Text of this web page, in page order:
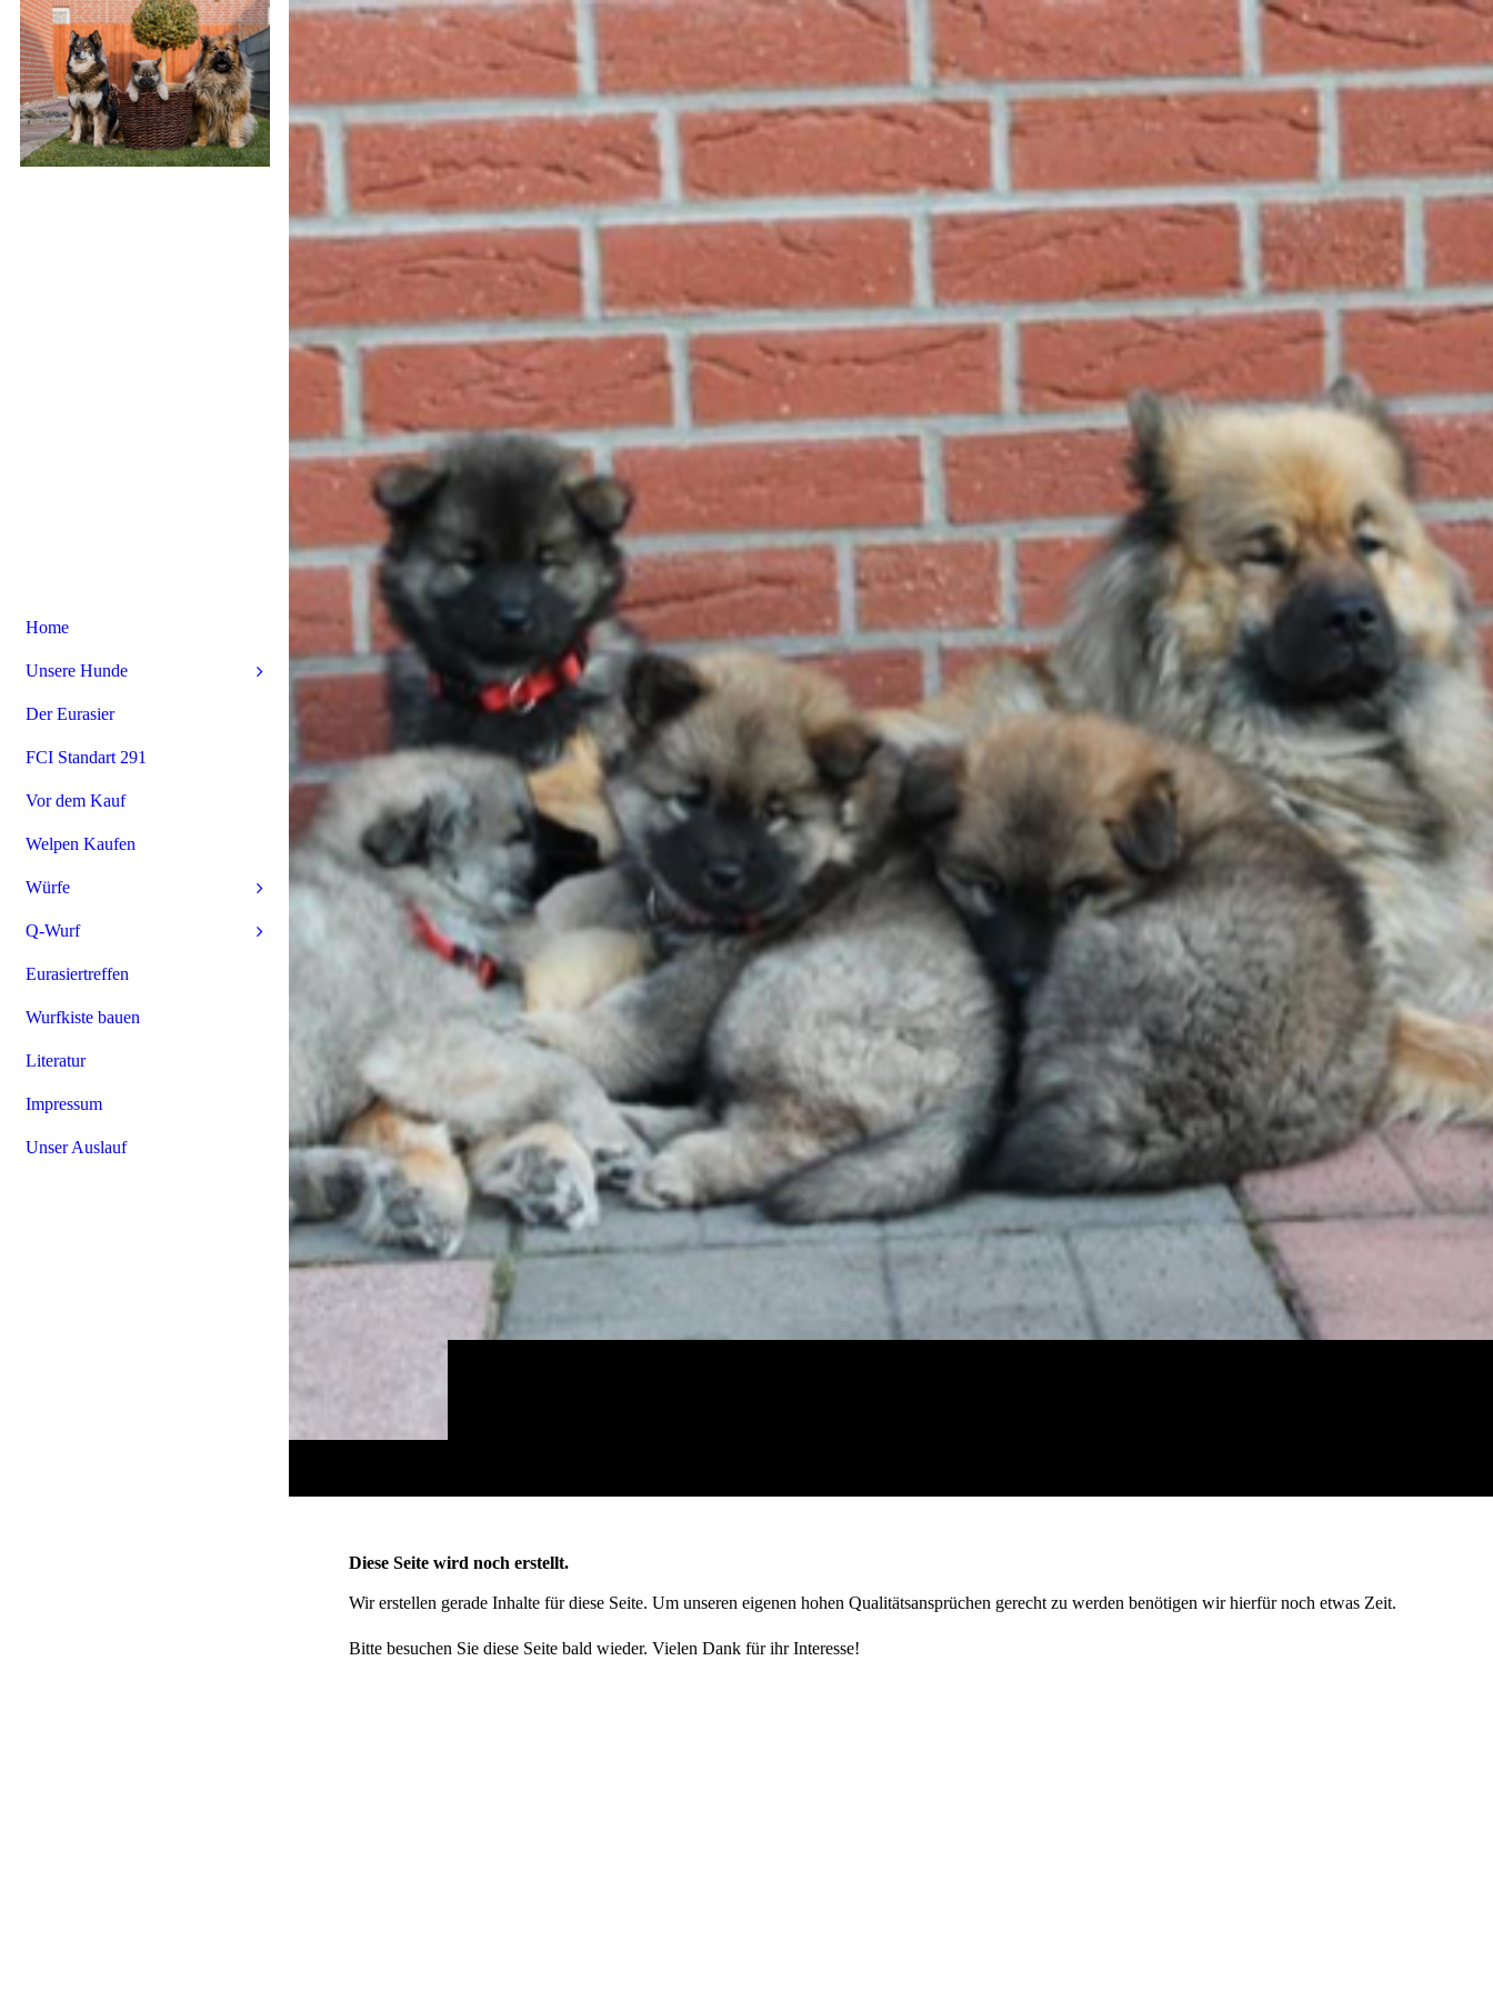
Diese Seite wird noch erstellt.
Wir erstellen gerade Inhalte für diese Seite. Um unseren eigenen hohen Qualitätsansprüchen gerecht zu werden benötigen wir hierfür noch etwas Zeit.
Bitte besuchen Sie diese Seite bald wieder. Vielen Dank für ihr Interesse!
Home
Unsere Hunde
Der Eurasier
FCI Standart 291
Vor dem Kauf
Welpen Kaufen
Würfe
Q-Wurf
Eurasiertreffen
Wurfkiste bauen
Literatur
Impressum
Unser Auslauf